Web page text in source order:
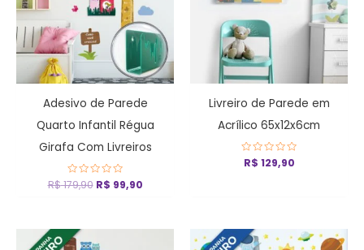
Adesivo de Parede
Quarto Infantil Régua
Girafa Com Livreiros
Avaliação
0
R$179,90 R$ 99,90
Livreiro de Parede em
Acrílico 65x12x6cm
Avaliação
0R$ 129,90